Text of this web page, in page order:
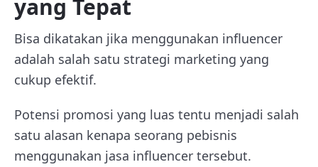
yang Tepat
Bisa dikatakan jika menggunakan influencer
adalah salah satu strategi marketing yang
cukup efektif.
Potensi promosi yang luas tentu menjadi salah
satu alasan kenapa seorang pebisnis
menggunakan jasa influencer tersebut.